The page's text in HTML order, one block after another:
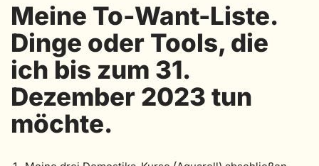
Meine To-Want-Liste.
Dinge oder Tools, die
ich bis zum 31.
Dezember 2023 tun
möchte.